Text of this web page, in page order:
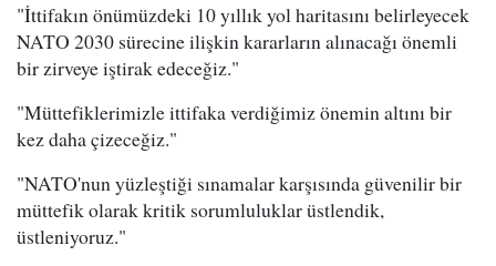
"İttifakın önümüzdeki 10 yıllık yol haritasını belirleyecek
NATO 2030 sürecine ilişkin kararların alınacağı önemli
bir zirveye iştirak edeceğiz."
"Müttefiklerimizle ittifaka verdiğimiz önemin altını bir
kez daha çizeceğiz."
"NATO'nun yüzleştiği sınamalar karşısında güvenilir bir
müttefik olarak kritik sorumluluklar üstlendik,
üstleniyoruz."